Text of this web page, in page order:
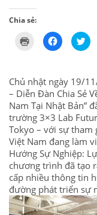
Chia sẻ:
Click
window)
Click
to
share
in
new
window)
Click
to
in
Chủ nhật ngày 19/
– Diễn Đàn Chia Sẻ
Nam Tại Nhật Bản”
trường 3×3 Lab
Tokyo – với sự tham
Việt Nam đang làm
Hướng Sự Nghiệp:
chương trình đã tạo
cấp nhiều thông tin
đường phát triển sự